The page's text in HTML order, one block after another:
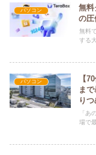
パソコン
無
の圧
無料
する
パソコン
【
ま
り
「あ
場で